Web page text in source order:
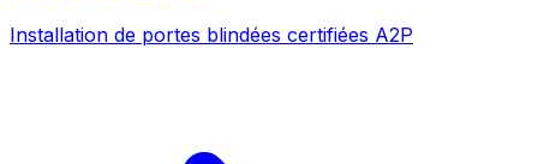
Installation de portes blindées certifiées A2P